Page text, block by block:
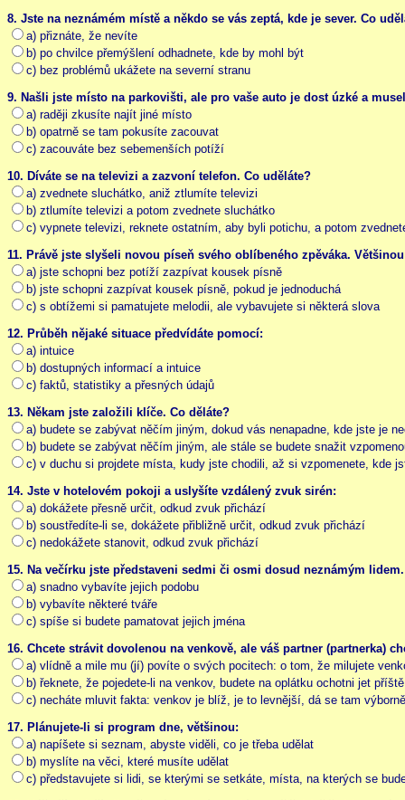
8. Jste na neznámém místě a někdo se vás zeptá, kde je sever. Co
a) přiznáte, že nevíte
b) po chvilce přemýšlení odhadnete, kde by mohl být
c) bez problémů ukážete na severní stranu
9. Našli jste místo na parkovišti, ale pro vaše auto je dost úzké a
a) raději zkusíte najít jiné místo
b) opatrně se tam pokusíte zacouvat
c) zacouváte bez sebemenších potíží
10. Díváte se na televizi a zazvoní telefon. Co uděláte?
a) zvednete sluchátko, aniž ztlumíte televizi
b) ztlumíte televizi a potom zvednete sluchátko
c) vypnete televizi, reknete ostatním, aby byli potichu, a potom
11. Právě jste slyšeli novou píseň svého oblíbeného zpěváka.
a) jste schopni bez potíží zazpívat kousek písně
b) jste schopni zazpívat kousek písně, pokud je jednoduchá
c) s obtížemi si pamatujete melodii, ale vybavujete si některá slova
12. Průběh nějaké situace předvídáte pomocí:
a) intuice
b) dostupných informací a intuice
c) faktů, statistiky a přesných údajů
13. Někam jste založili klíče. Co děláte?
a) budete se zabývat něčím jiným, dokud vás nenapadne, kde jste je
b) budete se zabývat něčím jiným, ale stále se budete snažit
c) v duchu si projdete místa, kudy jste chodili, až si vzpomenete, kde
14. Jste v hotelovém pokoji a uslyšíte vzdálený zvuk sirén:
a) dokážete přesně určit, odkud zvuk přichází
b) soustředíte-li se, dokážete přibližně určit, odkud zvuk přichází
c) nedokážete stanovit, odkud zvuk přichází
15. Na večírku jste představeni sedmi či osmi dosud neznámým
a) snadno vybavíte jejich podobu
b) vybavíte některé tváře
c) spíše si budete pamatovat jejich jména
16. Chcete strávit dovolenou na venkově, ale váš partner (partnerka)
a) vlídně a mile mu (jí) povíte o svých pocitech: o tom, že milujete
b) řeknete, že pojedete-li na venkov, budete na oplátku ochotni jet
c) necháte mluvit fakta: venkov je blíž, je to levnější, dá se tam
17. Plánujete-li si program dne, většinou:
a) napíšete si seznam, abyste viděli, co je třeba udělat
b) myslíte na věci, které musíte udělat
c) představujete si lidi, se kterými se setkáte, místa, na kterých se